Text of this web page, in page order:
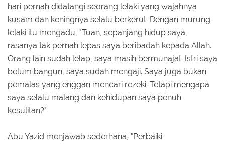
hari pernah didatangi seorang lelaki yang wajahnya
kusam dan keningnya selalu berkerut. Dengan murung
lelaki itu mengadu, "Tuan, sepanjang hidup saya,
rasanya tak pernah lepas saya beribadah kepada Allah.
Orang lain sudah lelap, saya masih bermunajat. Istri saya
belum bangun, saya sudah mengaji. Saya juga bukan
pemalas yang enggan mencari rezeki. Tetapi mengapa
saya selalu malang dan kehidupan saya penuh
kesulitan?"
Abu Yazid menjawab sederhana, "Perbaiki